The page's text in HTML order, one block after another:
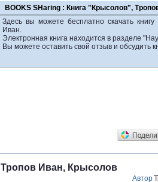
BOOKS SHaring : Книга "Крысолов",
Здесь вы можете бесплатно скачать
Иван.
Электронная книга находится в разделе
Вы можете оставить свой отзыв и обсудить
Тропов Иван, Крысолов
Автор